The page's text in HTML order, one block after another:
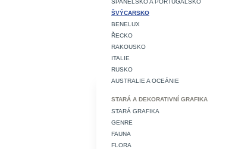
ŠPANĚLSKO A PORTUGALSKO
ŠVÝCARSKO
BENELUX
ŘECKO
RAKOUSKO
ITALIE
RUSKO
AUSTRALIE A OCEÁNIE
STARÁ A DEKORATIVNÍ GRAFIKA
STARÁ GRAFIKA
GENRE
FAUNA
FLORA